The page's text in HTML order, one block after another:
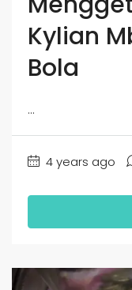
Kylian
Bola
...
4 years ago